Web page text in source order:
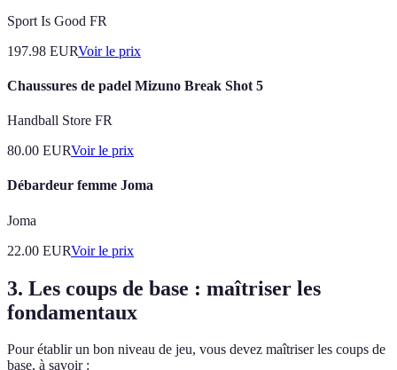
Sport Is Good FR
197.98 EURVoir le prix
Chaussures de padel Mizuno Break Shot 5
Handball Store FR
80.00 EURVoir le prix
Débardeur femme Joma
Joma
22.00 EURVoir le prix
3. Les coups de base : maîtriser les
fondamentaux
Pour établir un bon niveau de jeu, vous devez maîtriser les coups de
base, à savoir :